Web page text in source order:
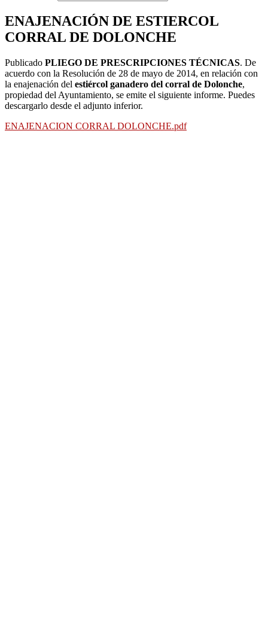
ENAJENACIÓN DE ESTIERCOL
CORRAL DE DOLONCHE
Publicado PLIEGO DE PRESCRIPCIONES TÉCNICAS. De
acuerdo con la Resolución de 28 de mayo de 2014, en relación con
la enajenación del estiércol ganadero del corral de Dolonche,
propiedad del Ayuntamiento, se emite el siguiente informe. Puedes
descargarlo desde el adjunto inferior.
ENAJENACION CORRAL DOLONCHE.pdf